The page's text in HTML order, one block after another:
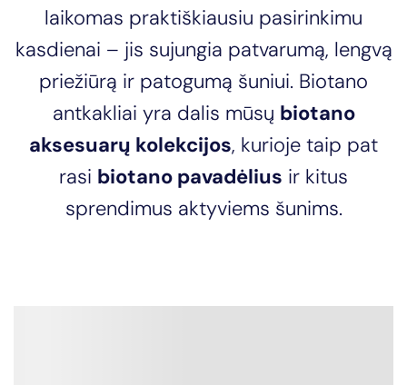
laikomas praktiškiausiu pasirinkimu
kasdienai – jis sujungia patvarumą, lengvą
priežiūrą ir patogumą šuniui. Biotano
antkakliai yra dalis mūsų biotano
aksesuarų kolekcijos, kurioje taip pat
rasi biotano pavadėlius ir kitus
sprendimus aktyviems šunims.